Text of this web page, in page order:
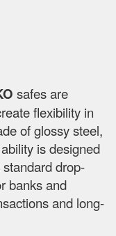
safes are
flexibility in
of glossy steel,
is designed
drop-
banks and
and long-